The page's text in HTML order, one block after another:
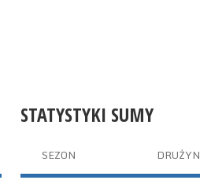
STATYSTYKI SUMY
SEZON